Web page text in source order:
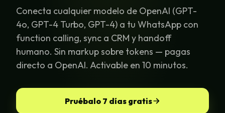
Conecta cualquier modelo de OpenAI (GPT-
4o, GPT-4 Turbo, GPT-4) a tu WhatsApp con
function calling, sync a CRM y handoff
humano. Sin markup sobre tokens — pagas
directo a OpenAI. Activable en 10 minutos.
Pruébalo 7 días gratis